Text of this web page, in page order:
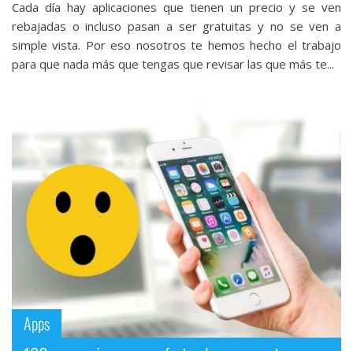
Cada día hay aplicaciones que tienen un precio y se ven
rebajadas o incluso pasan a ser gratuitas y no se ven a
simple vista. Por eso nosotros te hemos hecho el trabajo
para que nada más que tengas que revisar las que más te...
Apps